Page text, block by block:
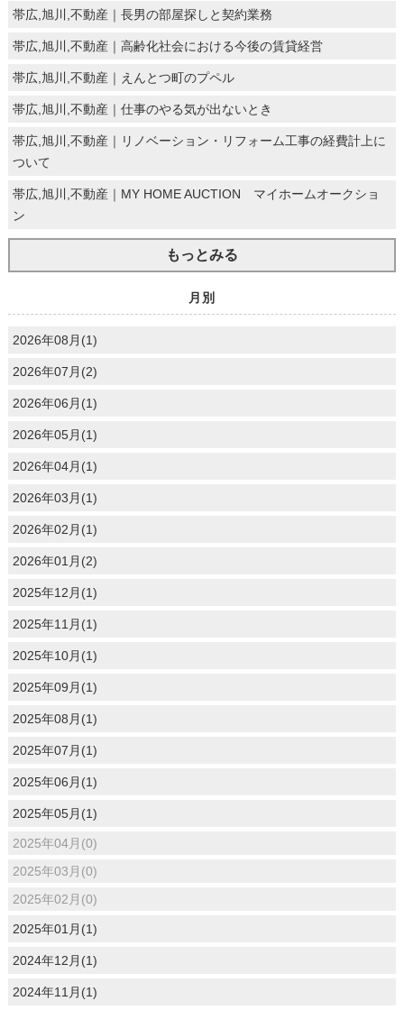
帯広,旭川,不動産｜長男の部屋探しと契約業務
帯広,旭川,不動産｜高齢化社会における今後の賃貸経営
帯広,旭川,不動産｜えんとつ町のプペル
帯広,旭川,不動産｜仕事のやる気が出ないとき
帯広,旭川,不動産｜リノベーション・リフォーム工事の経費計上に
ついて
帯広,旭川,不動産｜MY HOME AUCTION マイホームオークショ
ン
もっとみる
月別
2026年08月(1)
2026年07月(2)
2026年06月(1)
2026年05月(1)
2026年04月(1)
2026年03月(1)
2026年02月(1)
2026年01月(2)
2025年12月(1)
2025年11月(1)
2025年10月(1)
2025年09月(1)
2025年08月(1)
2025年07月(1)
2025年06月(1)
2025年05月(1)
2025年04月(0)
2025年03月(0)
2025年02月(0)
2025年01月(1)
2024年12月(1)
2024年11月(1)